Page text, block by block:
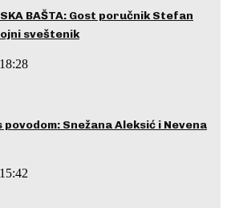
BAŠTA: Gost poručnik Stefan
sveštenik
povodom: Snežana Aleksić i Nevena